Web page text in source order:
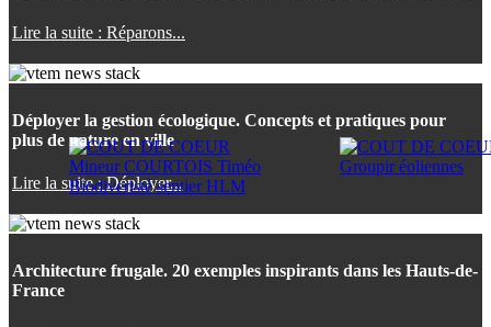
Lire la suite : Réparons...
Déployer la gestion écologique. Concepts et pratiques pour
plus de nature en ville
Lire la suite : Déployer...
Architecture frugale. 20 exemples inspirants dans les Hauts-de-
France